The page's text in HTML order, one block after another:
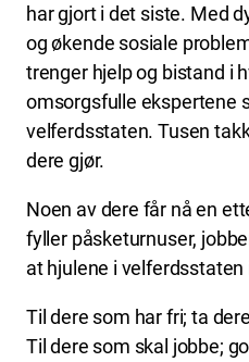
har gjort i det siste. Med
og økende sosiale
trenger hjelp og bistand i
omsorgsfulle ekspertene
velferdsstaten. Tusen
dere gjør.
Noen av dere får nå en
fyller påsketurnuser,
at hjulene i velferdsstaten
Til dere som har fri; ta
Til dere som skal jobbe;